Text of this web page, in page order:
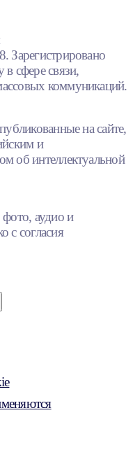
сфере связи,
коммуникаций.
на сайте,
и
об интеллектуальной
аудио и
с согласия